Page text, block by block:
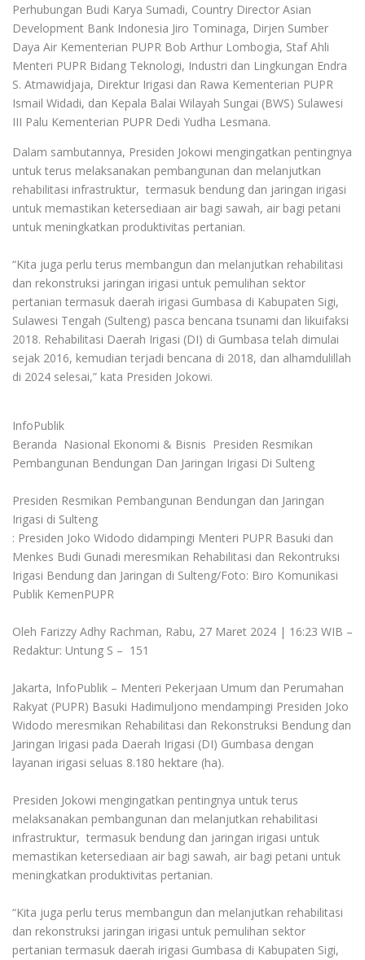
Perhubungan Budi Karya Sumadi, Country Director Asian
Development Bank Indonesia Jiro Tominaga, Dirjen Sumber
Daya Air Kementerian PUPR Bob Arthur Lombogia, Staf Ahli
Menteri PUPR Bidang Teknologi, Industri dan Lingkungan Endra
S. Atmawidjaja, Direktur Irigasi dan Rawa Kementerian PUPR
Ismail Widadi, dan Kepala Balai Wilayah Sungai (BWS) Sulawesi
III Palu Kementerian PUPR Dedi Yudha Lesmana.
Dalam sambutannya, Presiden Jokowi mengingatkan pentingnya
untuk terus melaksanakan pembangunan dan melanjutkan
rehabilitasi infrastruktur, termasuk bendung dan jaringan irigasi
untuk memastikan ketersediaan air bagi sawah, air bagi petani
untuk meningkatkan produktivitas pertanian.
“Kita juga perlu terus membangun dan melanjutkan rehabilitasi
dan rekonstruksi jaringan irigasi untuk pemulihan sektor
pertanian termasuk daerah irigasi Gumbasa di Kabupaten Sigi,
Sulawesi Tengah (Sulteng) pasca bencana tsunami dan likuifaksi
2018. Rehabilitasi Daerah Irigasi (DI) di Gumbasa telah dimulai
sejak 2016, kemudian terjadi bencana di 2018, dan alhamdulillah
di 2024 selesai,” kata Presiden Jokowi.
InfoPublik
Beranda Nasional Ekonomi & Bisnis Presiden Resmikan
Pembangunan Bendungan Dan Jaringan Irigasi Di Sulteng
Presiden Resmikan Pembangunan Bendungan dan Jaringan
Irigasi di Sulteng
: Presiden Joko Widodo didampingi Menteri PUPR Basuki dan
Menkes Budi Gunadi meresmikan Rehabilitasi dan Rekontruksi
Irigasi Bendung dan Jaringan di Sulteng/Foto: Biro Komunikasi
Publik KemenPUPR
Oleh Farizzy Adhy Rachman, Rabu, 27 Maret 2024 | 16:23 WIB –
Redaktur: Untung S – 151
Jakarta, InfoPublik – Menteri Pekerjaan Umum dan Perumahan
Rakyat (PUPR) Basuki Hadimuljono mendampingi Presiden Joko
Widodo meresmikan Rehabilitasi dan Rekonstruksi Bendung dan
Jaringan Irigasi pada Daerah Irigasi (DI) Gumbasa dengan
layanan irigasi seluas 8.180 hektare (ha).
Presiden Jokowi mengingatkan pentingnya untuk terus
melaksanakan pembangunan dan melanjutkan rehabilitasi
infrastruktur, termasuk bendung dan jaringan irigasi untuk
memastikan ketersediaan air bagi sawah, air bagi petani untuk
meningkatkan produktivitas pertanian.
“Kita juga perlu terus membangun dan melanjutkan rehabilitasi
dan rekonstruksi jaringan irigasi untuk pemulihan sektor
pertanian termasuk daerah irigasi Gumbasa di Kabupaten Sigi,